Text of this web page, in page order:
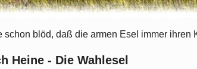
schon blöd, daß die armen Esel immer
Heine - Die Wahlesel